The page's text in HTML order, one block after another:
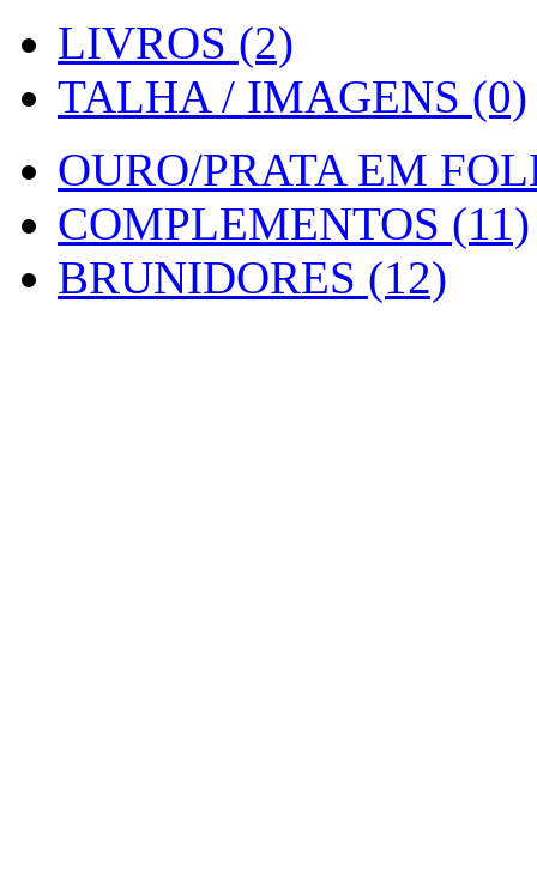
LIVROS (2)
TALHA / IMAGENS (0)
OURO/PRATA EM
COMPLEMENTOS (11)
BRUNIDORES (12)